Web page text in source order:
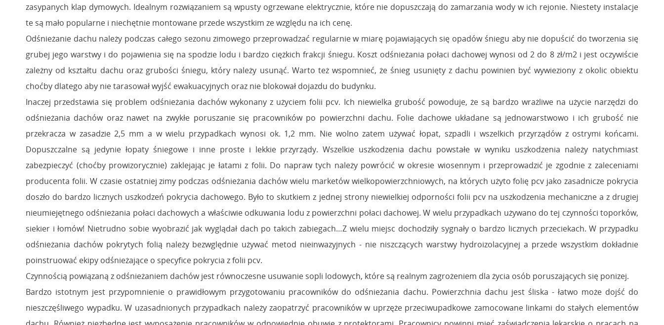
zasypanych klap dymowych. Idealnym rozwiązaniem są wpusty ogrzewane elektrycznie, które nie dopuszczają do zamarzania wody w ich rejonie. Niestety instalacje
te są mało popularne i niechętnie montowane przede wszystkim ze względu na ich cenę.
Odśnieżanie dachu należy podczas całego sezonu zimowego przeprowadzać regularnie w miarę pojawiających się opadów śniegu aby nie dopuścić do tworzenia się
grubej jego warstwy i do pojawienia się na spodzie lodu i bardzo ciężkich frakcji śniegu. Koszt odśnieżania połaci dachowej wynosi od 2 do 8 zł/m2 i jest oczywiście
zależny od kształtu dachu oraz grubości śniegu, który należy usunąć. Warto też wspomnieć, że śnieg usunięty z dachu powinien być wywieziony z okolic obiektu
choćby dlatego aby nie tarasował wyjść ewakuacyjnych oraz nie blokował dojazdu do budynku.
Inaczej przedstawia się problem odśnieżania dachów wykonany z użyciem folii pcv. Ich niewielka grubość powoduje, że są bardzo wrażliwe na użycie narzędzi do
odśnieżania dachów oraz nawet na zwykłe poruszanie się pracowników po powierzchni dachu. Folie dachowe układane są jednowarstwowo i ich grubość nie
przekracza w zasadzie 2,5 mm a w wielu przypadkach wynosi ok. 1,2 mm. Nie wolno zatem używać łopat, szpadli i wszelkich przyrządów z ostrymi końcami.
Dopuszczalne są jedynie łopaty śniegowe i inne proste i lekkie przyrządy. Wszelkie uszkodzenia dachu powstałe w wyniku uszkodzenia należy natychmiast
zabezpieczyć (choćby prowizorycznie) zaklejając je łatami z folii. Do napraw tych należy powrócić w okresie wiosennym i przeprowadzić je zgodnie z zaleceniami
producenta folii. W czasie ostatniej zimy podczas odśnieżania dachów wielu marketów wielkopowierzchniowych, na których użyto folię pcv jako zasadnicze pokrycia
doszło do bardzo licznych uszkodzeń pokrycia dachowego. Było to skutkiem z jednej strony niewielkiej odporności folii pcv na uszkodzenia mechaniczne a z drugiej
nieumiejętnego odśnieżania połaci dachowych a właściwie odkuwania lodu z powierzchni połaci dachowej. W wielu przypadkach używano do tej czynności toporków,
siekier i łomów! Nietrudno sobie wyobrazić jak wyglądał dach po takich zabiegach…Z wielu miejsc dochodziły sygnały o bardzo licznych przeciekach. W przypadku
odśnieżania dachów pokrytych folią należy bezwględnie używać metod nieinwazyjnych - nie niszczących warstwy hydroizolacyjnej a przede wszystkim dokładnie
poinstruować ekipy odśnieżające o specyfice pokrycia z folii pcv.
Czynnością powiązaną z odśnieżaniem dachów jest równoczesne usuwanie sopli lodowych, które są realnym zagrożeniem dla życia osób poruszających się ponizej.
Bardzo istotnym jest przypomnienie o prawidłowym przygotowaniu pracowników do odśnieżania dachu. Powierzchnia dachu jest śliska - łatwo może dojść do
nieszczęśliwego wypadku. W uzasadnionych przypadkach należy zaopatrzyć pracowników w uprzęże przeciwupadkowe zamocowane linkami do stałych elementów